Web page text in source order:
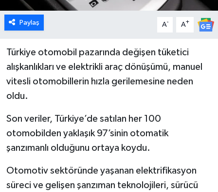
Paylaş A- A+
Türkiye otomobil pazarında değişen tüketici
alışkanlıkları ve elektrikli araç dönüşümü, manuel
vitesli otomobillerin hızla gerilemesine neden
oldu.
Son veriler, Türkiye’de satılan her 100
otomobilden yaklaşık 97’sinin otomatik
şanzımanlı olduğunu ortaya koydu.
Otomotiv sektöründe yaşanan elektrifikasyon
süreci ve gelişen şanzıman teknolojileri, sürücü
Gediz
Genel
Gündem
Hisarcık
Köşe Yazıları
Kültür Sanat